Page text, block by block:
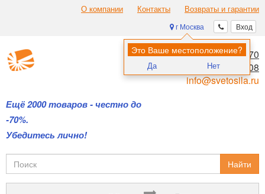
О компании Контакты Возвраты и гарантии
Вход
г Москва
Это Ваше местоположение?
Да Нет
Ещё 2000 товаров - честно до
-70%.
Убедитесь лично!
8 (495) 970-00-70
8 (800) 700-11-08
info@svetosila.ru
Найти